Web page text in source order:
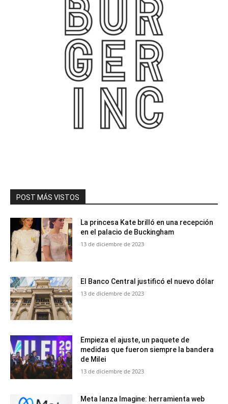
POST MÁS VISTOS
La princesa Kate brilló en una recepción
en el palacio de Buckingham
13 de diciembre de 2023
El Banco Central justificó el nuevo dólar
13 de diciembre de 2023
Empieza el ajuste, un paquete de
medidas que fueron siempre la bandera
de Milei
13 de diciembre de 2023
Meta lanza Imagine: herramienta web